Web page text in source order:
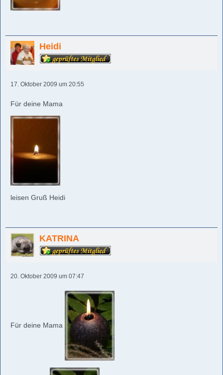
Heidi
17. Oktober 2009 um 20:55
Für deine Mama
leisen Gruß Heidi
KATRINA
20. Oktober 2009 um 07:47
Für deine Mama